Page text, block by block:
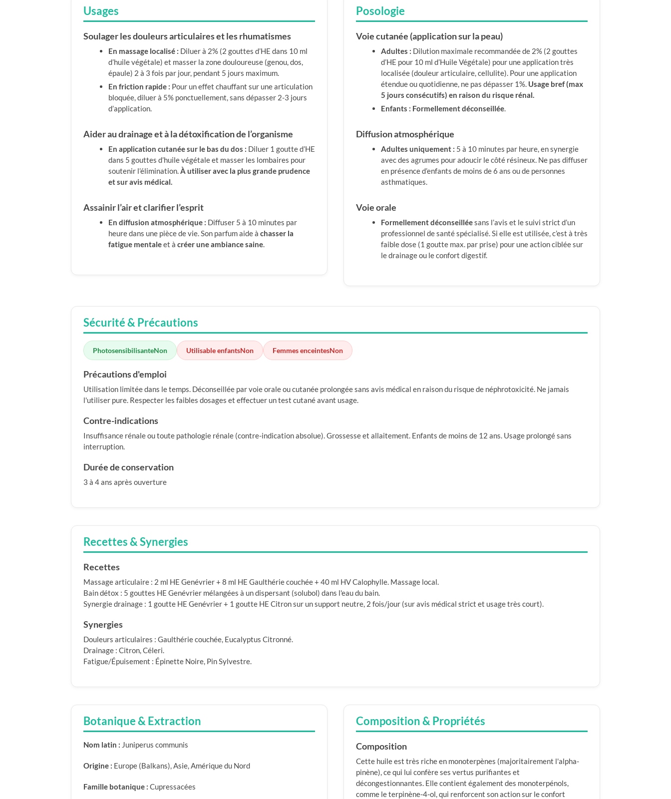
Usages
Soulager les douleurs articulaires et les rhumatismes
En massage localisé : Diluer à 2% (2 gouttes d’HE dans 10 ml
d’huile végétale) et masser la zone douloureuse (genou, dos,
épaule) 2 à 3 fois par jour, pendant 5 jours maximum.
En friction rapide : Pour un effet chauffant sur une articulation
bloquée, diluer à 5% ponctuellement, sans dépasser 2-3 jours
d’application.
Aider au drainage et à la détoxification de l’organisme
En application cutanée sur le bas du dos : Diluer 1 goutte d’HE
dans 5 gouttes d’huile végétale et masser les lombaires pour
soutenir l’élimination.À utiliser avec la plus grande prudence
et sur avis médical.
Assainir l’air et clarifier l’esprit
En diffusion atmosphérique : Diffuser 5 à 10 minutes par
heure dans une pièce de vie. Son parfum aide à chasser la
fatigue mentaleet à créer une ambiance saine.
Posologie
Voie cutanée (application sur la peau)
Adultes : Dilution maximale recommandée de 2% (2 gouttes
d’HE pour 10 ml d’Huile Végétale) pour une application très
localisée (douleur articulaire, cellulite). Pour une application
étendue ou quotidienne, ne pas dépasser 1%. Usage bref (max
5 jours consécutifs) en raison du risque rénal.
Enfants : Formellement déconseillée.
Diffusion atmosphérique
Adultes uniquement : 5 à 10 minutes par heure, en synergie
avec des agrumes pour adoucir le côté résineux. Ne pas diffuser
en présence d’enfants de moins de 6 ans ou de personnes
asthmatiques.
Voie orale
Formellement déconseilléesans l’avis et le suivi strict d’un
professionnel de santé spécialisé. Si elle est utilisée, c’est à très
faible dose (1 goutte max. par prise) pour une action ciblée sur
le drainage ou le confort digestif.
Sécurité & Précautions
PhotosensibilisanteNon Utilisable enfantsNon Femmes enceintesNon
Précautions d'emploi
Utilisation limitée dans le temps. Déconseillée par voie orale ou cutanée prolongée sans avis médical en raison du risque de néphrotoxicité. Ne jamais
l'utiliser pure. Respecter les faibles dosages et effectuer un test cutané avant usage.
Contre-indications
Insuffisance rénale ou toute pathologie rénale (contre-indication absolue). Grossesse et allaitement. Enfants de moins de 12 ans. Usage prolongé sans
interruption.
Durée de conservation
3 à 4 ans après ouverture
Recettes & Synergies
Recettes
Massage articulaire : 2 ml HE Genévrier + 8 ml HE Gaulthérie couchée + 40 ml HV Calophylle. Massage local.
Bain détox : 5 gouttes HE Genévrier mélangées à un dispersant (solubol) dans l'eau du bain.
Synergie drainage : 1 goutte HE Genévrier + 1 goutte HE Citron sur un support neutre, 2 fois/jour (sur avis médical strict et usage très court).
Synergies
Douleurs articulaires : Gaulthérie couchée, Eucalyptus Citronné.
Drainage : Citron, Céleri.
Fatigue/Épuisement : Épinette Noire, Pin Sylvestre.
Botanique & Extraction
Nom latin : Juniperus communis
Origine : Europe (Balkans), Asie, Amérique du Nord
Famille botanique : Cupressacées
Composition & Propriétés
Composition
Cette huile est très riche en monoterpènes (majoritairement l'alpha-
pinène), ce qui lui confère ses vertus purifiantes et
décongestionnantes. Elle contient également des monoterpénols,
comme le terpinène-4-ol, qui renforcent son action sur le confort